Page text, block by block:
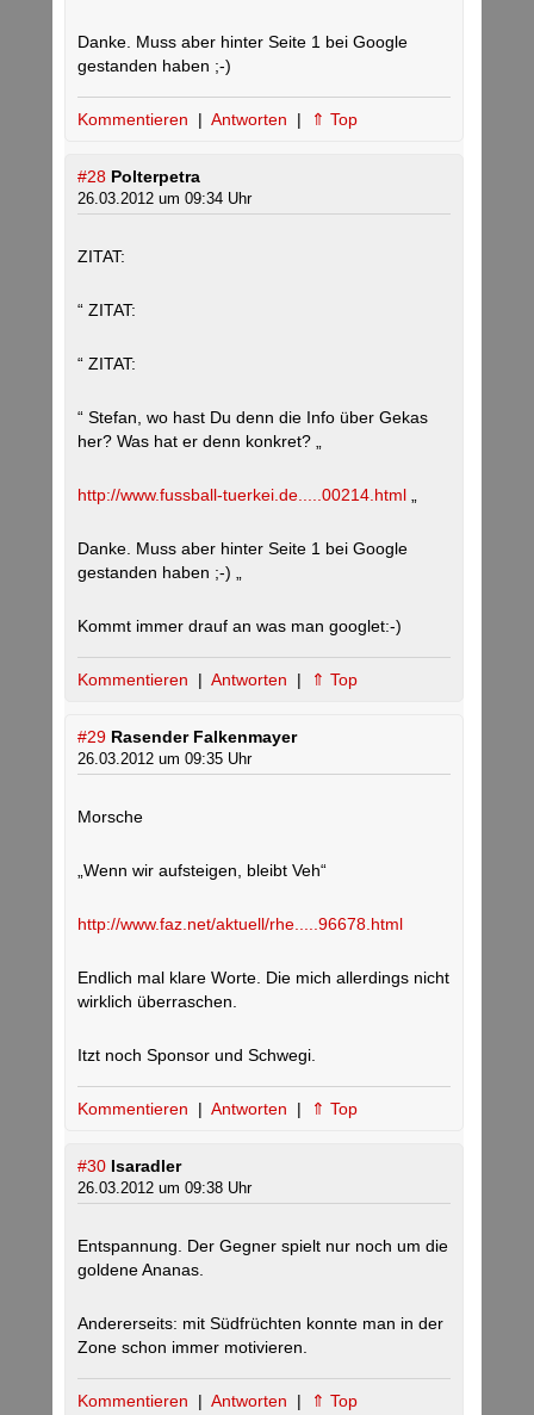
Danke. Muss aber hinter Seite 1 bei Google
gestanden haben ;-)
Kommentieren | Antworten | ⇑ Top
#28 Polterpetra
26.03.2012 um 09:34 Uhr
ZITAT:
“ ZITAT:
“ ZITAT:
“ Stefan, wo hast Du denn die Info über Gekas
her? Was hat er denn konkret? „
http://www.fussball-tuerkei.de.....00214.html
Danke. Muss aber hinter Seite 1 bei Google
gestanden haben ;-) „
Kommt immer drauf an was man googlet:-)
Kommentieren | Antworten | ⇑ Top
#29 Rasender Falkenmayer
26.03.2012 um 09:35 Uhr
Morsche
„Wenn wir aufsteigen, bleibt Veh“
http://www.faz.net/aktuell/rhe.....96678.html
Endlich mal klare Worte. Die mich allerdings nicht
wirklich überraschen.
Itzt noch Sponsor und Schwegi.
Kommentieren | Antworten | ⇑ Top
#30 Isaradler
26.03.2012 um 09:38 Uhr
Entspannung. Der Gegner spielt nur noch um die
goldene Ananas.
Andererseits: mit Südfrüchten konnte man in der
Zone schon immer motivieren.
Kommentieren | Antworten | ⇑ Top